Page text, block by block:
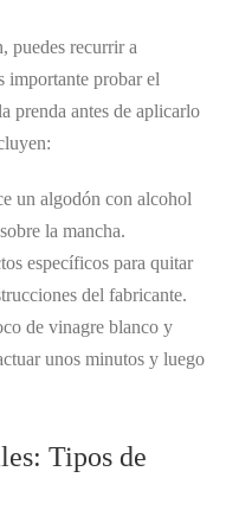
puedes recurrir a
importante probar el
prenda antes de aplicarlo
un algodón con alcohol
la mancha.
específicos para quitar
del fabricante.
de vinagre blanco y
unos minutos y luego
Tipos de